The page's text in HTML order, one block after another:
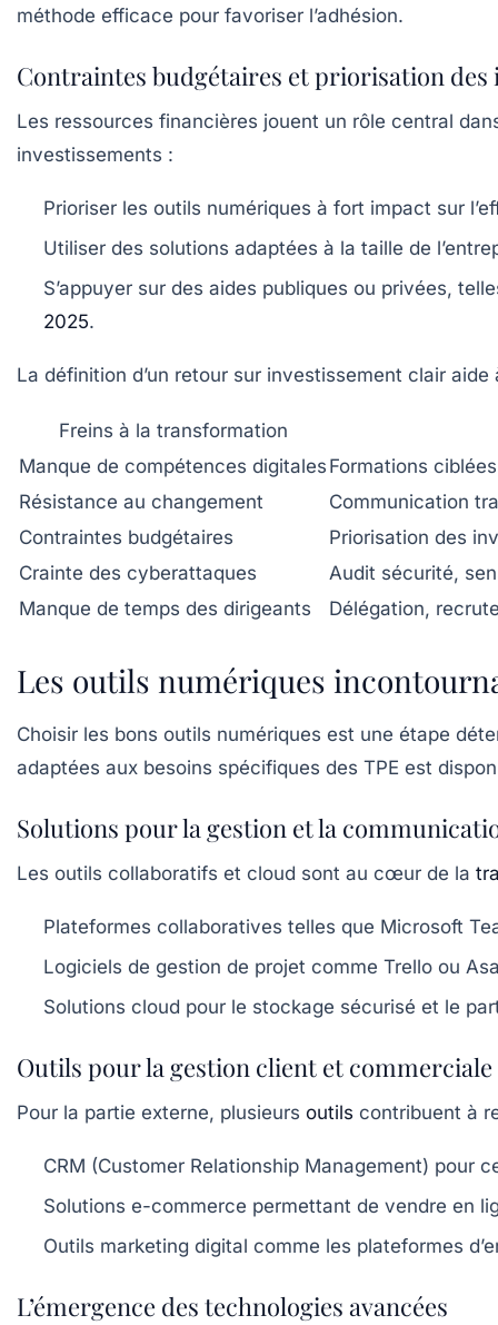
méthode efficace pour favoriser l’adhésion.
Contraintes budgétaires et priorisation des
Les ressources financières jouent un rôle central
investissements :
Prioriser les outils numériques à fort impact sur
Utiliser des solutions adaptées à la taille de
S’appuyer sur des aides publiques ou privées,
2025.
La définition d’un retour sur investissement clair
Freins à la transformation
Manque de compétences digitales Formations
Résistance au changement
Communication
Contraintes budgétaires
Priorisation des
Crainte des cyberattaques
Audit sécurité,
Manque de temps des dirigeants
Délégation,
Les outils numériques
Choisir les bons outils numériques est une étape
adaptées aux besoins spécifiques des TPE est
Solutions pour la gestion et la
Les outils collaboratifs et cloud sont au cœur de la
Plateformes collaboratives telles que Microsoft
Logiciels de gestion de projet comme Trello ou
Solutions cloud pour le stockage sécurisé et le
Outils pour la gestion client et commerciale
Pour la partie externe, plusieurs outils contribuent à
CRM (Customer Relationship Management) pour
Solutions e-commerce permettant de vendre en
Outils marketing digital comme les plateformes
L’émergence des technologies avancées